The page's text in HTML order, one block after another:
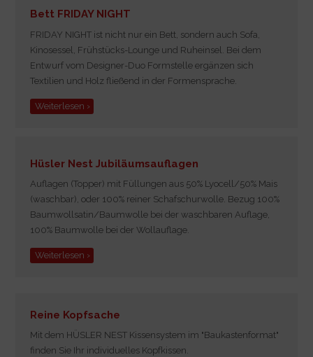
Bett FRIDAY NIGHT
FRIDAY NIGHT ist nicht nur ein Bett, sondern auch Sofa,
Kinosessel, Frühstücks-Lounge und Ruheinsel. Bei dem
Entwurf vom Designer-Duo Formstelle ergänzen sich
Textilien und Holz fließend in der Formensprache.
Weiterlesen ›
Hüsler Nest Jubiläumsauflagen
Auflagen (Topper) mit Füllungen aus 50% Lyocell/50% Mais
(waschbar), oder 100% reiner Schafschurwolle. Bezug 100%
Baumwollsatin/Baumwolle bei der waschbaren Auflage,
100% Baumwolle bei der Wollauflage.
Weiterlesen ›
Reine Kopfsache
Mit dem HÜSLER NEST Kissensystem im "Baukastenformat"
finden Sie Ihr individuelles Kopfkissen.